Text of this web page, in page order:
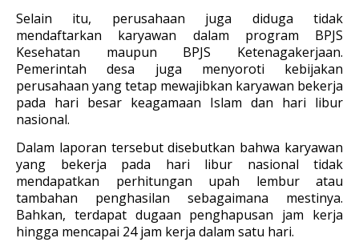
Selain itu, perusahaan juga diduga tidak
mendaftarkan karyawan dalam program BPJS
Kesehatan maupun BPJS Ketenagakerjaan.
Pemerintah desa juga menyoroti kebijakan
perusahaan yang tetap mewajibkan karyawan bekerja
pada hari besar keagamaan Islam dan hari libur
nasional.
Dalam laporan tersebut disebutkan bahwa karyawan
yang bekerja pada hari libur nasional tidak
mendapatkan perhitungan upah lembur atau
tambahan penghasilan sebagaimana mestinya.
Bahkan, terdapat dugaan penghapusan jam kerja
hingga mencapai 24 jam kerja dalam satu hari.